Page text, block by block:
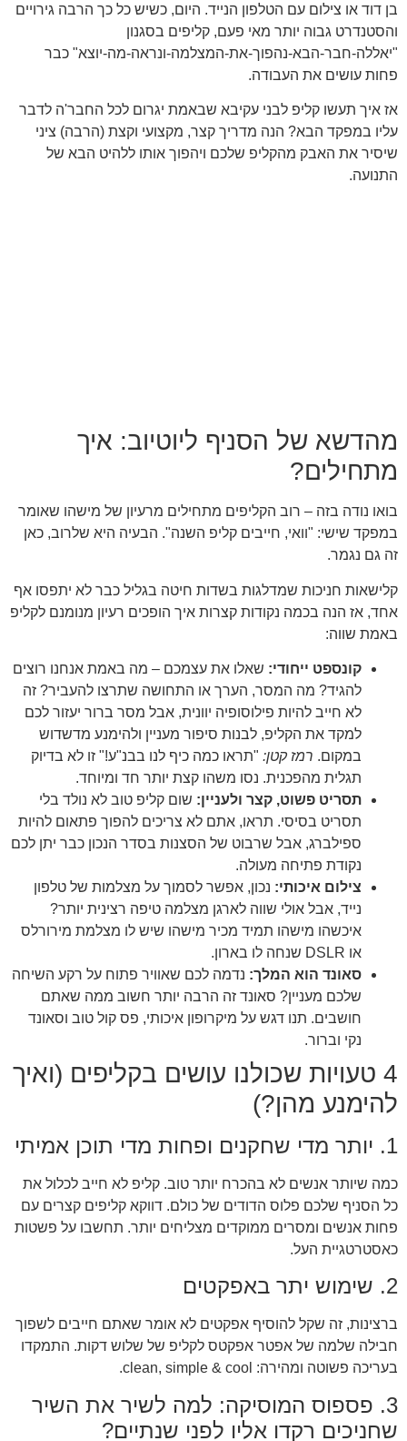
בן דוד או צילום עם הטלפון הנייד. היום, כשיש כל כך הרבה גירויים
והסטנדרט גבוה יותר מאי פעם, קליפים בסגנון
"יאללה-חבר-הבא-נהפוך-את-המצלמה-ונראה-מה-יוצא" כבר
פחות עושים את העבודה.
אז איך תעשו קליפ לבני עקיבא שבאמת יגרום לכל החבר'ה לדבר
עליו במפקד הבא? הנה מדריך קצר, מקצועי וקצת (הרבה) ציני
שיסיר את האבק מהקליפ שלכם ויהפוך אותו ללהיט הבא של
התנועה.
מהדשא של הסניף ליוטיוב: איך
מתחילים?
בואו נודה בזה – רוב הקליפים מתחילים מרעיון של מישהו שאומר
במפקד שישי: "וואי, חייבים קליפ השנה". הבעיה היא שלרוב, כאן
זה גם נגמר.
קלישאות חניכות שמדלגות בשדות חיטה בגליל כבר לא יתפסו אף
אחד, אז הנה בכמה נקודות קצרות איך הופכים רעיון מנומנם לקליפ
באמת שווה:
קונספט ייחודי: שאלו את עצמכם – מה באמת אנחנו רוצים
להגיד? מה המסר, הערך או התחושה שתרצו להעביר? זה
לא חייב להיות פילוסופיה יוונית, אבל מסר ברור יעזור לכם
למקד את הקליפ, לבנות סיפור מעניין ולהימנע מדשדוש
במקום. רמז קטן: "תראו כמה כיף לנו בבנ"ע!" זו לא בדיוק
תגלית מהפכנית. נסו משהו קצת יותר חד ומיוחד.
תסריט פשוט, קצר ולעניין: שום קליפ טוב לא נולד בלי
תסריט בסיסי. תראו, אתם לא צריכים להפוך פתאום להיות
ספילברג, אבל שרבוט של הסצנות בסדר הנכון כבר יתן לכם
נקודת פתיחה מעולה.
צילום איכותי: נכון, אפשר לסמוך על מצלמות של טלפון
נייד, אבל אולי שווה לארגן מצלמה טיפה רצינית יותר?
איכשהו מישהו תמיד מכיר מישהו שיש לו מצלמת מירורלס
או DSLR שנחה לו בארון.
סאונד הוא המלך: נדמה לכם שאוויר פתוח על רקע השיחה
שלכם מעניין? סאונד זה הרבה יותר חשוב ממה שאתם
חושבים. תנו דגש על מיקרופון איכותי, פס קול טוב וסאונד
נקי וברור.
4 טעויות שכולנו עושים בקליפים (ואיך
להימנע מהן?)
1. יותר מדי שחקנים ופחות מדי תוכן אמיתי
כמה שיותר אנשים לא בהכרח יותר טוב. קליפ לא חייב לכלול את
כל הסניף שלכם פלוס הדודים של כולם. דווקא קליפים קצרים עם
פחות אנשים ומסרים ממוקדים מצליחים יותר. תחשבו על פשטות
כאסטרטגיית העל.
2. שימוש יתר באפקטים
ברצינות, זה שקל להוסיף אפקטים לא אומר שאתם חייבים לשפוך
חבילה שלמה של אפטר אפקטס לקליפ של שלוש דקות. התמקדו
בעריכה פשוטה ומהירה: clean, simple & cool.
3. פספוס המוסיקה: למה לשיר את השיר
שחניכים רקדו אליו לפני שנתיים?